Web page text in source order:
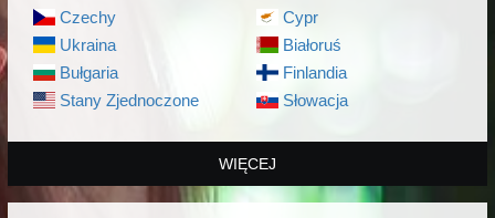
Czechy
Ukraina
Bułgaria
Stany Zjednoczone
Cypr
Białoruś
Finlandia
Słowacja
WIĘCEJ